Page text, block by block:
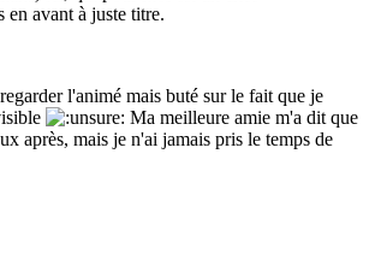
avant à juste titre.
l'animé mais buté sur le fait que je
Ma meilleure amie m'a dit que
après, mais je n'ai jamais pris le temps de